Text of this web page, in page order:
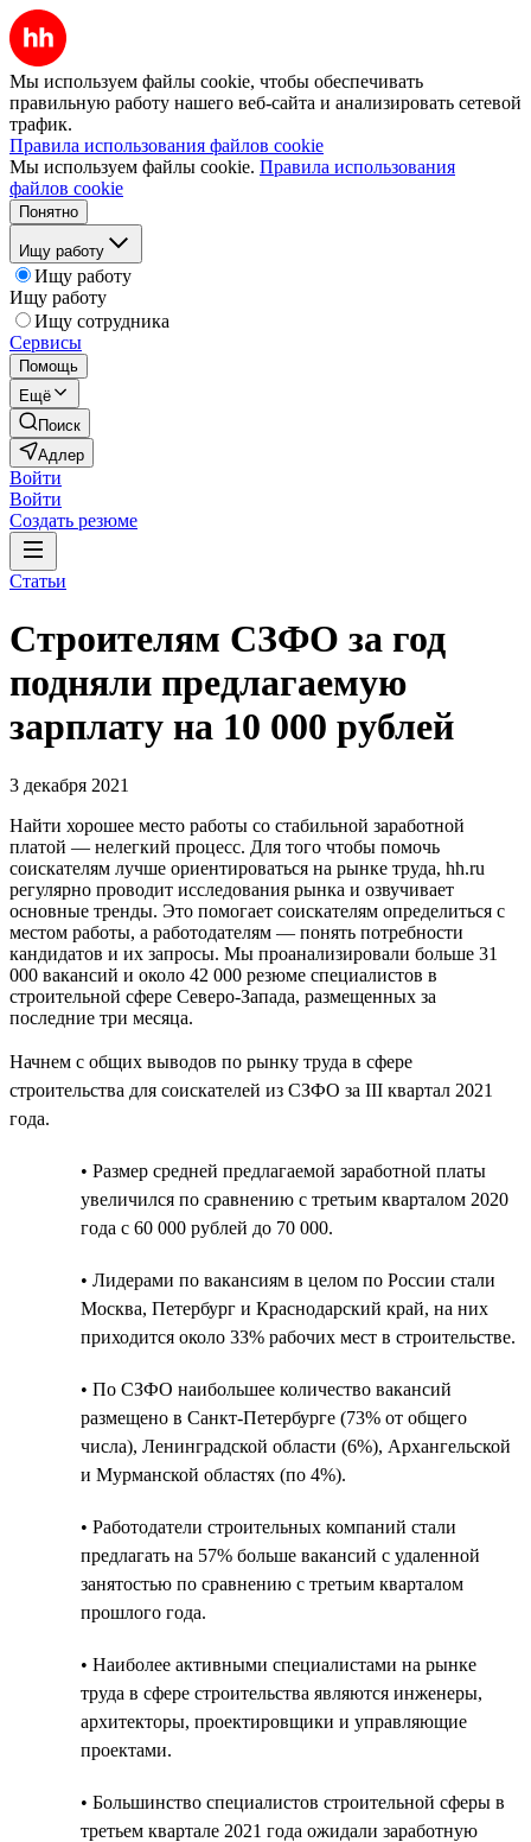
Мы используем файлы cookie, чтобы обеспечивать
правильную работу нашего веб-сайта и анализировать сетевой
трафик.
Правила использования файлов cookie
Мы используем файлы cookie. Правила использования
файлов cookie
Понятно
Ищу работу
Ищу работу
Ищу работу
Ищу сотрудника
Сервисы
Помощь
Ещё
Поиск
Адлер
Войти
Войти
Создать резюме
Статьи
Строителям СЗФО за год
подняли предлагаемую
зарплату на 10 000 рублей
3 декабря 2021
Найти хорошее место работы со стабильной заработной
платой — нелегкий процесс. Для того чтобы помочь
соискателям лучше ориентироваться на рынке труда, hh.ru
регулярно проводит исследования рынка и озвучивает
основные тренды. Это помогает соискателям определиться с
местом работы, а работодателям — понять потребности
кандидатов и их запросы. Мы проанализировали больше 31
000 вакансий и около 42 000 резюме специалистов в
строительной сфере Северо-Запада, размещенных за
последние три месяца.
Начнем с общих выводов по рынку труда в сфере
строительства для соискателей из СЗФО за III квартал 2021
года.
• Размер средней предлагаемой заработной платы
увеличился по сравнению с третьим кварталом 2020
года с 60 000 рублей до 70 000.
• Лидерами по вакансиям в целом по России стали
Москва, Петербург и Краснодарский край, на них
приходится около 33% рабочих мест в строительстве.
• По СЗФО наибольшее количество вакансий
размещено в Санкт-Петербурге (73% от общего
числа), Ленинградской области (6%), Архангельской
и Мурманской областях (по 4%).
• Работодатели строительных компаний стали
предлагать на 57% больше вакансий с удаленной
занятостью по сравнению с третьим кварталом
прошлого года.
• Наиболее активными специалистами на рынке
труда в сфере строительства являются инженеры,
архитекторы, проектировщики и управляющие
проектами.
• Большинство специалистов строительной сферы в
третьем квартале 2021 года ожидали заработную